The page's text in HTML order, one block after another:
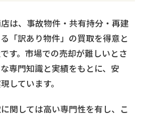
は、事故物件・共有持分・再建
「訳あり物件」の買取を得意と
す。市場での売却が難しいとさ
専門知識と実績をもとに、安
しています。
関しては高い専門性を有し、こ